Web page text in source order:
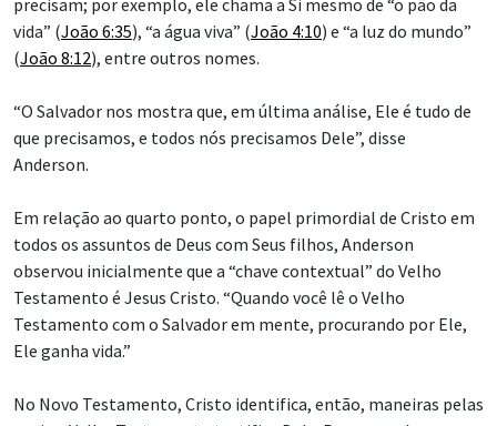
Como tornar estudo do Novo Testamento de
2023 com ‘Vem, e Segue-Me’ ainda melhor
NEWSLETTER
Receba destaques do Church News entregues
semanalmente na sua caixa de entrada grátis.
Digite seu endereço de e-mail abaixo.
E-mail